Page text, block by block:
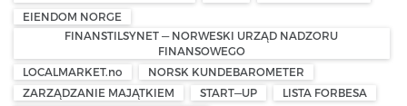
EIENDOM NORGE
FINANSTILSYNET — NORWESKI URZĄD NADZORU
FINANSOWEGO
LOCALMARKET.no
NORSK KUNDEBAROMETER
ZARZĄDZANIE MAJĄTKIEM
START—UP
LISTA FORBESA